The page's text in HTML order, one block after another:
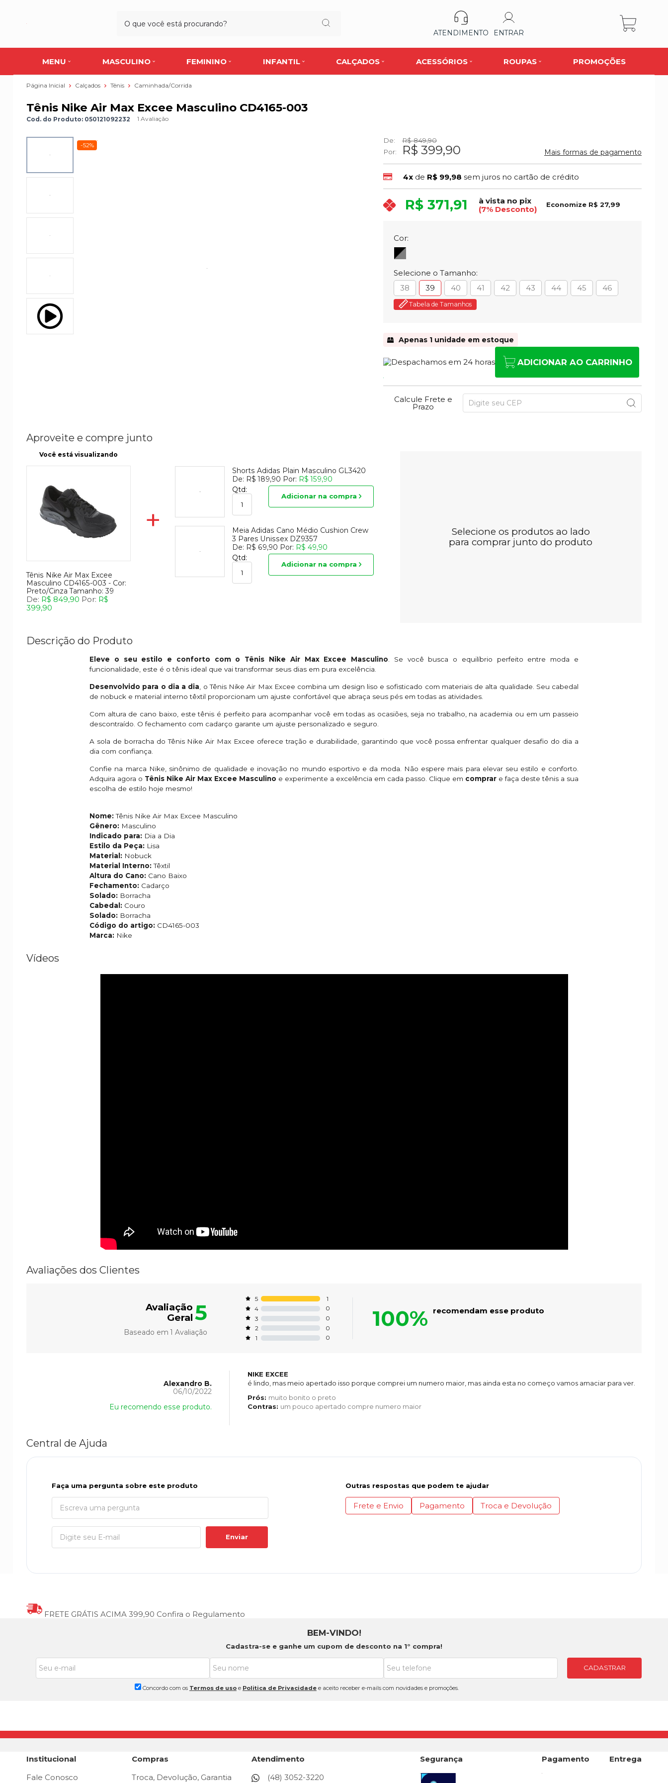
ATENDIMENTO ENTRAR
MENU MASCULINO FEMININO INFANTIL CALÇADOS ACESSÓRIOS ROUPAS PROMOÇÕES
Página Inicial Calçados Tênis Caminhada/Corrida
Tênis Nike Air Max Excee Masculino CD4165-003
Cod. do Produto: 050121092232 1 Avaliação
-52%
De:
R$ 849,90
Por:
R$ 399,90 Mais formas de pagamento
4x de R$ 99,98 sem juros no cartão de crédito
R$ 371,91
à vista no pix
(7% Desconto)
Economize R$ 27,99
Cor:
Selecione o Tamanho:
38
39 40 41 42 43 44 45 46
Tabela de Tamanhos
Apenas 1 unidade em estoque
ADICIONAR AO CARRINHO
Calcule Frete e
Prazo
Aproveite e compre junto
Você está visualizando
Tênis Nike Air Max Excee
Masculino CD4165-003 - Cor:
Preto/Cinza Tamanho: 39
De: R$ 849,90 Por: R$
399,90
+
Shorts Adidas Plain Masculino GL3420
De: R$ 189,90 Por: R$ 159,90
Qtd:
Adicionar na compra
Meia Adidas Cano Médio Cushion Crew
3 Pares Unissex DZ9357
De: R$ 69,90 Por: R$ 49,90
Qtd:
Adicionar na compra
Selecione os produtos ao lado
para comprar junto do produto
Descrição do Produto
Eleve o seu estilo e conforto com o Tênis Nike Air Max Excee Masculino . Se você busca o equilíbrio perfeito entre moda e
funcionalidade, este é o tênis ideal que vai transformar seus dias em pura excelência.
Desenvolvido para o dia a dia , o Tênis Nike Air Max Excee combina um design liso e sofisticado com materiais de alta qualidade. Seu cabedal
de nobuck e material interno têxtil proporcionam um ajuste confortável que abraça seus pés em todas as atividades.
Com altura de cano baixo, este tênis é perfeito para acompanhar você em todas as ocasiões, seja no trabalho, na academia ou em um passeio
descontraído. O fechamento com cadarço garante um ajuste personalizado e seguro.
A sola de borracha do Tênis Nike Air Max Excee oferece tração e durabilidade, garantindo que você possa enfrentar qualquer desafio do dia a
dia com confiança.
Confie na marca Nike, sinônimo de qualidade e inovação no mundo esportivo e da moda. Não espere mais para elevar seu estilo e conforto.
Adquira agora o Tênis Nike Air Max Excee Masculino e experimente a excelência em cada passo. Clique em comprar e faça deste tênis a sua
escolha de estilo hoje mesmo!
Nome: Tênis Nike Air Max Excee Masculino
Gênero: Masculino
Indicado para: Dia a Dia
Estilo da Peça: Lisa
Material: Nobuck
Material Interno: Têxtil
Altura do Cano: Cano Baixo
Fechamento: Cadarço
Solado: Borracha
Cabedal: Couro
Solado: Borracha
Código do artigo: CD4165-003
Marca: Nike
Vídeos
Avaliações dos Clientes
Avaliação
Geral 5
Baseado em1 Avaliação
5
1
4
0
3
0
2
0
1
0
100% recomendam esse produto
Alexandro B.
06/10/2022
Eu recomendo esse produto.
NIKE EXCEE
é lindo, mas meio apertado isso porque comprei um numero maior, mas ainda esta no começo vamos amaciar para ver.
Prós: muito bonito o preto
Contras: um pouco apertado compre numero maior
Central de Ajuda
Faça uma pergunta sobre este produto
Enviar
Outras respostas que podem te ajudar
Frete e Envio Pagamento Troca e Devolução
FRETE GRÁTIS ACIMA 399,90 Confira o Regulamento
BEM-VINDO!
Cadastra-se e ganhe um cupom de desconto na 1° compra!
Concordo com os Termos de uso e Politica de Privacidade e aceito receber e-mails com novidades e promoções.
CADASTRAR
Institucional
Fale Conosco
Compras
Troca, Devolução, Garantia
Atendimento
(48) 3052-3220
Segurança Pagamento Entrega